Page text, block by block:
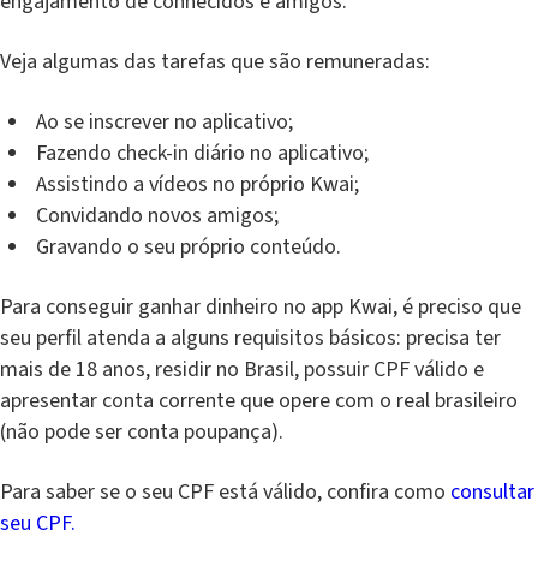
Veja algumas das tarefas que são remuneradas:
Ao se inscrever no aplicativo;
Fazendo check-in diário no aplicativo;
Assistindo a vídeos no próprio Kwai;
Convidando novos amigos;
Gravando o seu próprio conteúdo.
Para conseguir ganhar dinheiro no app Kwai, é preciso que
seu perfil atenda a alguns requisitos básicos: precisa ter
mais de 18 anos, residir no Brasil, possuir CPF válido e
apresentar conta corrente que opere com o real brasileiro
(não pode ser conta poupança).
Para saber se o seu CPF está válido, confira como consultar
seu CPF.